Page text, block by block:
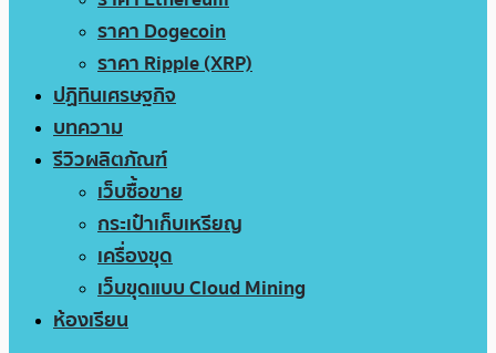
ราคา Dogecoin
ราคา Ripple (XRP)
ปฏิทินเศรษฐกิจ
บทความ
รีวิวผลิตภัณฑ์
เว็บซื้อขาย
กระเป๋าเก็บเหรียญ
เครื่องขุด
เว็บขุดแบบ Cloud Mining
ห้องเรียน